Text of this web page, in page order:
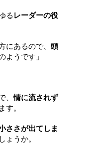
る レーダーの役
にあるので、 頭
ようです 」
、情に流されず
す。
ささが出てしま
ょうか。